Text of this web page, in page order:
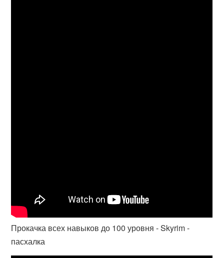
Прокачка всех навыков до 100 уровня - Skyrim -
пасхалка